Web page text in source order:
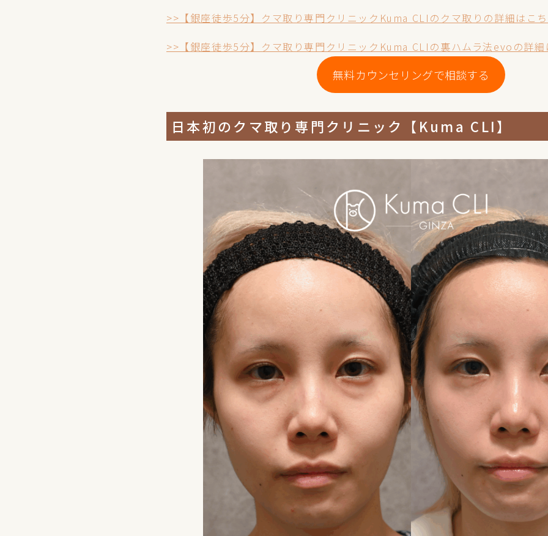
>>【銀座徒歩5分】クマ取り専門クリニックKuma CLIのクマ取りの詳細はこ
>>【銀座徒歩5分】クマ取り専門クリニックKuma CLIの裏ハムラ法evoの詳細
無料カウンセリングで相談する
日本初のクマ取り専門クリニック【Kuma CLI】